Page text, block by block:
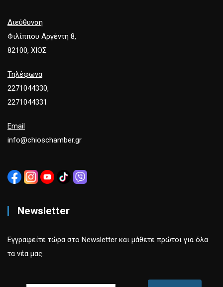
Διεύθυνση
Φιλίππου Αργέντη 8,
82100, ΧΙΟΣ
Τηλέφωνα
2271044330,
2271044331
Email
info@chioschamber.gr
Newsletter
Εγγραφείτε τώρα στο Newsletter και μάθετε πρώτοι για όλα
τα νέα μας.